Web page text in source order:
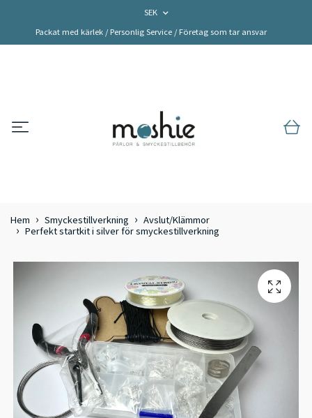
SEK
Packat med kärlek / Personlig Service / Företag som tar ansvar
Hem Smyckestillverkning
Avslut/Klämmor
Perfekt startkit i silver för smyckestillverkning